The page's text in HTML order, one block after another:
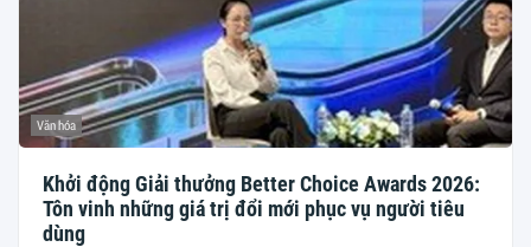
Văn hóa
Khởi động Giải thưởng Better Choice Awards 2026:
Tôn vinh những giá trị đổi mới phục vụ người tiêu
dùng